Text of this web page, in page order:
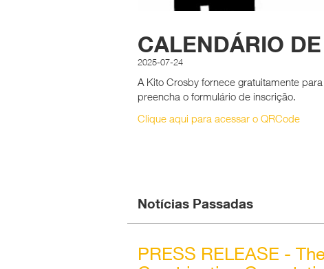
CALENDÁRIO
2025-07-24
A Kito Crosby fornece gratuitamente
preencha o formulário de inscrição.
Clique aqui para acessar o QRCode
Notícias Passadas
PRESS RELEASE -